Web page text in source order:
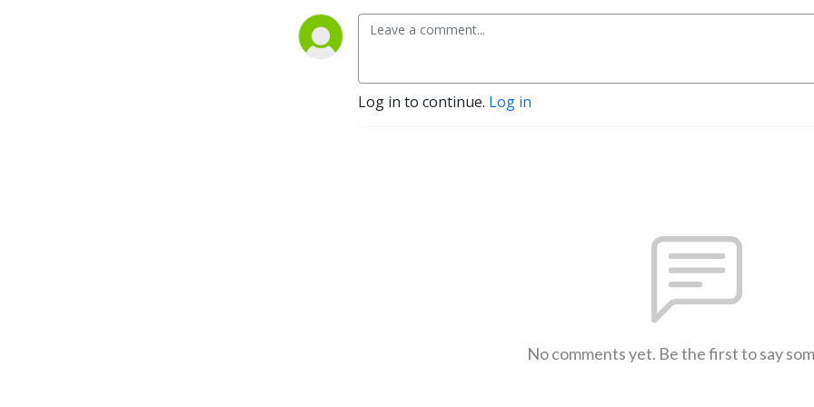
Log in to continue. Log in
No comments yet. Be the first to say